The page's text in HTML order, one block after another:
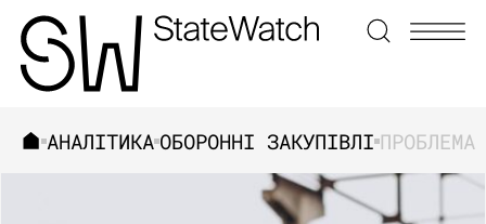
ЗНАЙТИ
АНАЛІТИКАОБОРОННІ ЗАКУПІВЛІ